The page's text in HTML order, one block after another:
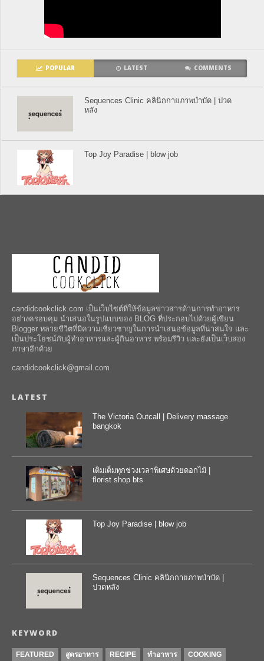
POPULAR LATEST COMMENTS
Sequences Clinic คลินิกกายภาพบำบัด | ปวด
หลัง
Top Joy Paradise | blow job
candidcookclick.com เป็นเว็บไซต์ที่ให้ข้อมูลข่าวสารด้านการทำอาหาร
อย่างครอบคุม นำเสนอในรูปแบบของ BLOG ที่ประกอบไปด้วยผู้เขียน
Blogger หลายชีวิตที่มีความเชี่ยวชาญในการนำเสนอข้อมูลที่น่าสนใจ และ
เป็นประโยชน์กับผู้ทำอาหารและผู้กินอาหาร พร้อมรีวิว และยังเป็นเว็บสอง
ภาษาอีกด้วย
candidcookclick@gmail.com
LATEST
The Victoria Outcall | Delivery massage
bangkok
เติมเต็มทุกช่วงเวลาพิเศษด้วยดอกไม้ |
florist shop bts
Top Joy Paradise | blow job
Sequences Clinic คลินิกกายภาพบำบัด |
ปวดหลัง
KEYWORD
FEATURED สูตรอาหาร RECIPE ทำอาหาร COOKING